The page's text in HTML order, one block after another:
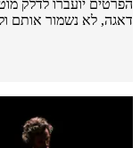
יועברו לדלק
לא נשמור אותם